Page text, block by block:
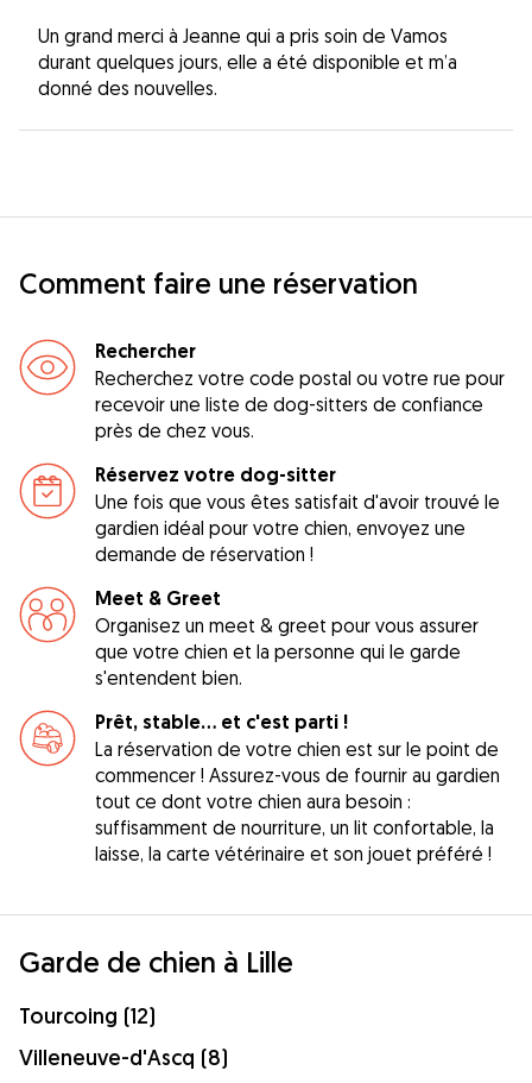
Un grand merci à Jeanne qui a pris soin de Vamos
durant quelques jours, elle a été disponible et m’a
donné des nouvelles.
Comment faire une réservation
Rechercher
Recherchez votre code postal ou votre rue pour
recevoir une liste de dog-sitters de confiance
près de chez vous.
Réservez votre dog-sitter
Une fois que vous êtes satisfait d'avoir trouvé le
gardien idéal pour votre chien, envoyez une
demande de réservation !
Meet & Greet
Organisez un meet & greet pour vous assurer
que votre chien et la personne qui le garde
s'entendent bien.
Prêt, stable... et c'est parti !
La réservation de votre chien est sur le point de
commencer ! Assurez-vous de fournir au gardien
tout ce dont votre chien aura besoin :
suffisamment de nourriture, un lit confortable, la
laisse, la carte vétérinaire et son jouet préféré !
Garde de chien à Lille
Tourcoing (12)
Villeneuve-d'Ascq (8)